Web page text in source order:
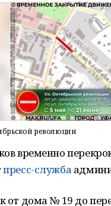
революции
временно
пресс-служба
от дома № 19 до